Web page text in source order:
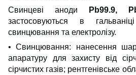
Свинцеві аноди
Pb99.9,
застосовуються в
свинцювання та електролізу.
• Свинцювання: нанесення​
апаратуру для захисту від
сірчистих газів; рентгенівське